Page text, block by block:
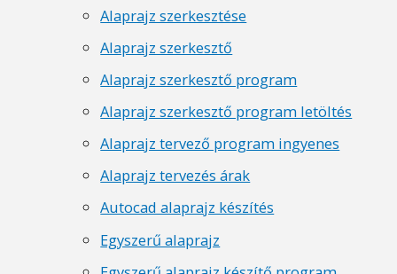
Alaprajz szerkesztése
Alaprajz szerkesztő
Alaprajz szerkesztő program
Alaprajz szerkesztő program letöltés
Alaprajz tervező program ingyenes
Alaprajz tervezés árak
Autocad alaprajz készítés
Egyszerű alaprajz